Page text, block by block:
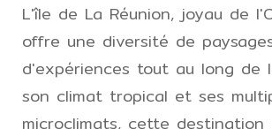
L'île de La Réunion, joyau de
offre une diversité de
d'expériences tout au long de
son climat tropical et ses
microclimats, cette destination